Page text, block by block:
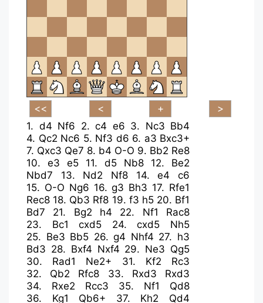
1. d4 Nf6 2. c4 e6 3. Nc3 Bb4
4. Qc2 Nc6 5. Nf3 d6 6. a3 Bxc3+
7. Qxc3 Qe7 8. b4 O-O 9. Bb2 Re8
10. e3 e5 11. d5 Nb8 12. Be2
Nbd7
13. Nd2 Nf8 14.e4
c6
15. O-O Ng6 16.g3 Bh3 17. Rfe1
Rec8 18. Qb3 Rf8 19. f3 h5 20. Bf1
Bd7
21. Bg2 h4 22. Nf1
Rac8
23. Bc1 cxd5 24.cxd5
Nh5
25. Be3 Bb5 26.g4 Nhf4 27. h3
Bd3 28. Bxf4 Nxf4 29. Ne3 Qg5
30. Rad1 Ne2+ 31. Kf2
Rc3
32. Qb2 Rfc8 33. Rxd3
Rxd3
34. Rxe2 Rcc3 35. Nf1
Qd8
36. Kg1 Qb6+ 37. Kh2
Qd4